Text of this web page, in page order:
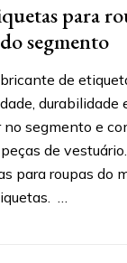
para
segmento
de
durabilidade
segmento e
de
para roupas do
…